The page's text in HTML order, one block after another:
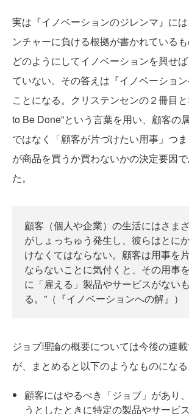
実は『イノベーションのジレンマ』に
ンチャーに負ける根拠が書かれている
どのようにしてイノベーションを興せ
ていない。その答えは『イノベーショ
ことになる。クリステンセンの２冊目
to Be Done”という言葉を用い、顧客の
ではなく「顧客が片づけたい用事」つま
が商品を買うか買わないかの決定要因
た。
顧客（個人や企業）の生活にはさま
がしょっちゅう発生し、彼らはとに
けなくてはならない。顧客は用事を
ならないことに気付くと、その用事
に「雇える」製品やサービスがない
る。”（『イノベーションへの解』）
ジョブ理論の概要については今後の連載
が、まとめると以下のようなものになる
顧客にはやるべき「ジョブ」があり
うとしたときに特定の製品やサービ